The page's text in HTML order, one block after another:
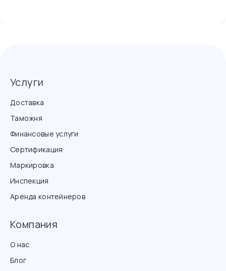
Услуги
Доставка
Таможня
Финансовые услуги
Сертификация
Маркировка
Инспекция
Аренда контейнеров
Компания
О нас
Блог